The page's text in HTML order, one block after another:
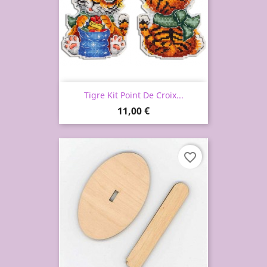
Tigre Kit Point De Croix...
Prix
11,00 €
favorite_border